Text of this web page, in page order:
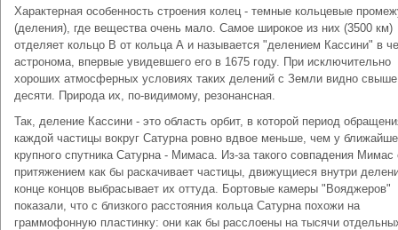
Характерная особенность строения колец - темные кольцевые
(деления), где вещества очень мало. Самое широкое из них (3500 км)
отделяет кольцо В от кольца А и называется "делением Кассини" в
астронома, впервые увидевшего его в 1675 году. При исключительно
хороших атмосферных условиях таких делений с Земли видно свыше
десяти. Природа их, по-видимому, резонансная.
Так, деление Кассини - это область орбит, в которой период
каждой частицы вокруг Сатурна ровно вдвое меньше, чем у
крупного спутника Сатурна - Мимаса. Из-за такого совпадения Мимас
притяжением как бы раскачивает частицы, движущиеся внутри
конце концов выбрасывает их оттуда. Бортовые камеры "Вояджеров"
показали, что с близкого расстояния кольца Сатурна похожи на
граммофонную пластинку: они как бы расслоены на тысячи